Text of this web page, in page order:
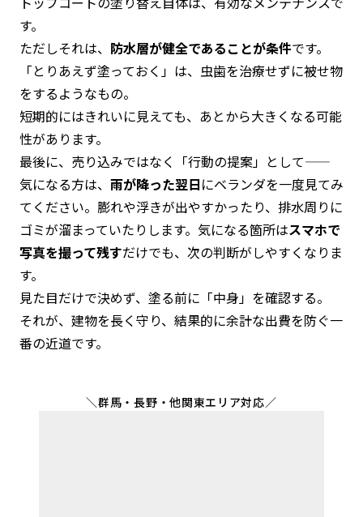
す。
ただしそれは、 防水層が健全であることが条件です。
「とりあえず塗っておく」は、虫歯を治療せずに被せ物
をするようなもの。
短期的にはきれいに見えても、あとから大きくなる可能
性があります。
最後に、売り込みではなく「行動の提案」として——
気になる方は、 雨が降った翌日にベランダを一度見てみ
てください。膨れや浮きが出やすかったり、排水周りに
ゴミが溜まっていたりします。気になる箇所はスマホで
写真を撮って残すだけでも、次の判断がしやすくなりま
す。
見た目だけで決めず、塗る前に「中身」を確認する。
それが、建物を長く守り、結果的に余計な出費を防ぐ一
番の近道です。
＼群馬・長野・他関東エリア対応／